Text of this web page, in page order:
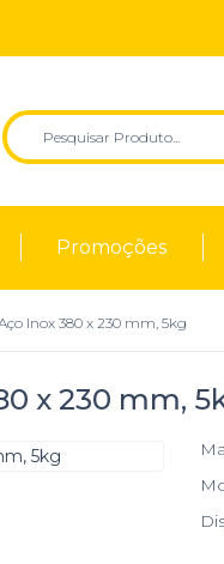
Promoções
Inox 380 x 230 mm, 5kg
x 230 mm,